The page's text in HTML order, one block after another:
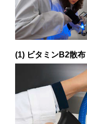
(1) ビタミンB2散布